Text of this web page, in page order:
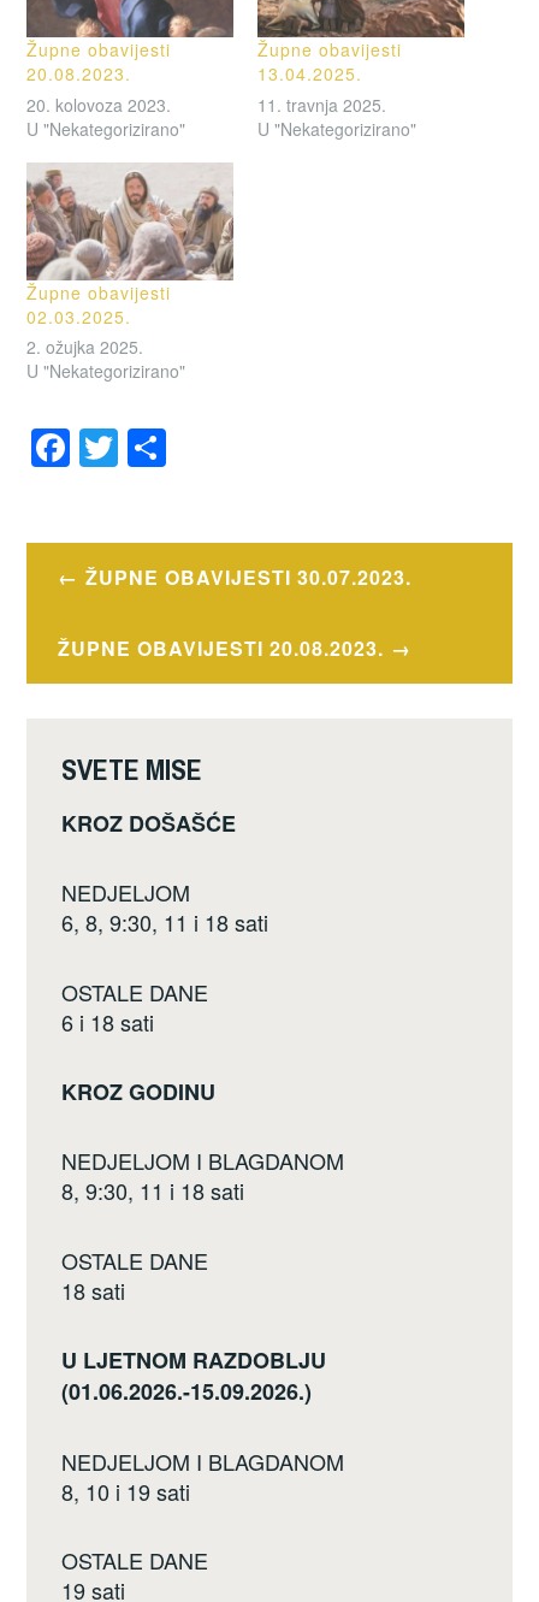
Župne obavijesti
20.08.2023.
20. kolovoza 2023.
U "Nekategorizirano"
Župne obavijesti
13.04.2025.
11. travnja 2025.
U "Nekategorizirano"
Župne obavijesti
02.03.2025.
2. ožujka 2025.
U "Nekategorizirano"
F
e
b
o
o
T
er e
Navigacija
ŽUPNE OBAVIJESTI 30.07.2023.
ŽUPNE OBAVIJESTI 20.08.2023.
SVETE MISE
KROZ DOŠAŠĆE
NEDJELJOM
6, 8, 9:30, 11 i 18 sati
OSTALE DANE
6 i 18 sati
KROZ GODINU
NEDJELJOM I BLAGDANOM
8, 9:30, 11 i 18 sati
OSTALE DANE
18 sati
U LJETNOM RAZDOBLJU
(01.06.2026.-15.09.2026.)
NEDJELJOM I BLAGDANOM
8, 10 i 19 sati
OSTALE DANE
19 sati